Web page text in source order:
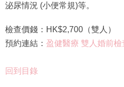
泌尿情況 (小便常規)等。
檢查價錢：HK$2,700（雙人）
預約連結： 盈健醫療 雙人婚前檢
回到目錄